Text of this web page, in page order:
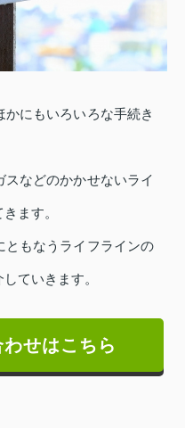
にもいろいろな手続き
などのかかせないライ
ます。
ともなうライフラインの
ていきます。
せはこちら